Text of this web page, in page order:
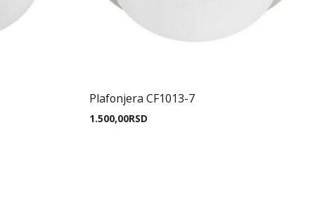
Plafonjera CF1013-7
1.500,00RSD